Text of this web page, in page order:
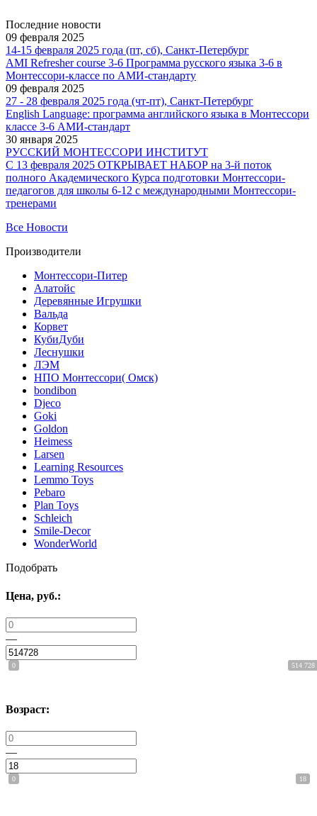
Последние новости
09 февраля 2025
14-15 февраля 2025 года (пт, сб), Санкт-Петербург
AMI Refresher course 3-6 Программа русского языка 3-6 в
Монтессори-классе по АМИ-стандарту
09 февраля 2025
27 - 28 февраля 2025 года (чт-пт), Санкт-Петербург
English Language: программа английского языка в Монтессори
классе 3-6 АМИ-стандарт
30 января 2025
РУССКИЙ МОНТЕССОРИ ИНСТИТУТ
С 13 февраля 2025 ОТКРЫВАЕТ НАБОР на 3-й поток
полного Академического Курса подготовки Монтессори-
педагогов для школы 6-12 с международными Монтессори-
тренерами
Все Новости
Производители
Монтессори-Питер
Алатойс
Деревянные Игрушки
Вальда
Корвет
КубиДуби
Леснушки
ЛЭМ
НПО Монтессори( Омск)
bondibon
Djeco
Goki
Goldon
Heimess
Larsen
Learning Resources
Lemmo Toys
Pebaro
Plan Toys
Schleich
Smile-Decor
WonderWorld
Подобрать
Цена, руб.:
—
0 514 728
Возраст:
—
0 18